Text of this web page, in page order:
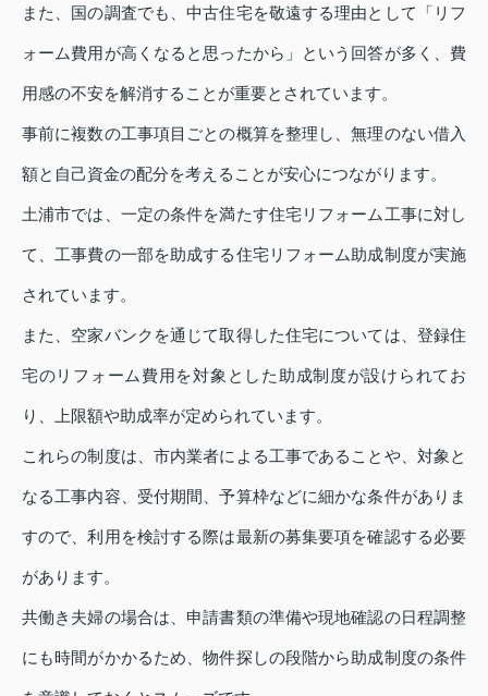
また、国の調査でも、中古住宅を敬遠する理由として「リフ
ォーム費用が高くなると思ったから」という回答が多く、費
用感の不安を解消することが重要とされています。
事前に複数の工事項目ごとの概算を整理し、無理のない借入
額と自己資金の配分を考えることが安心につながります。
土浦市では、一定の条件を満たす住宅リフォーム工事に対し
て、工事費の一部を助成する住宅リフォーム助成制度が実施
されています。
また、空家バンクを通じて取得した住宅については、登録住
宅のリフォーム費用を対象とした助成制度が設けられてお
り、上限額や助成率が定められています。
これらの制度は、市内業者による工事であることや、対象と
なる工事内容、受付期間、予算枠などに細かな条件がありま
すので、利用を検討する際は最新の募集要項を確認する必要
があります。
共働き夫婦の場合は、申請書類の準備や現地確認の日程調整
にも時間がかかるため、物件探しの段階から助成制度の条件